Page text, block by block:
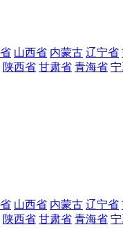
山西省 内蒙古 辽宁省
陕西省 甘肃省 青海省
山西省 内蒙古 辽宁省
陕西省 甘肃省 青海省